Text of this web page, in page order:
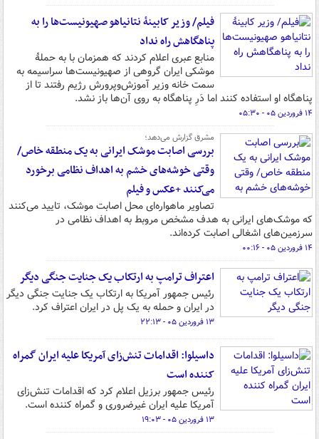
فیلم/ وزیر کابینهٔ نتانیاهو صهیونیست‌ها را به
پناهگاهش راه نداد
منابع عبری اعلام کردند که همزمان با به حملهٔ
موشکی ایران گروهی از صهیونیست‌ها سراسیمه به
سمت خانه وزیر آموزش‌وپرورش رژیم رفتند تا از
پناهگاه او استفاده کنند اما دَرِ پناهگاه به روی آن‌ها باز نشد.
۱۴ فروردین ۰۵ - ۰۵:۳۰
مشرق گزارش ‌می‌دهد؛
بررسی اصابت موشک ایرانی به یک منطقه خاص/
وقتی خوشه‌های خشم به اهداف نظامی برخورد
می‌کنند +عکس و فیلم
تصاویر ماهواره‌ای محل اصابت موشک، تایید می‌کنند
که موشک‌های ایرانی به هدف مشخص مروبط به اهداف نظامی در
سرزمین‌های اشغالی اصابت کرده‌اند.
۱۴ فروردین ۰۵ - ۰۰:۱۶
اعتراف ترامپ به ارتکاب یک جنایت جنگی دیگر
رئیس جمهور آمریکا به ارتکاب یک جنایت جنگی دیگر
در ایران و حمله به یک پل در ایران اعتراف کرد.
۱۳ فروردین ۰۵ - ۲۲:۱۳
داسیلوا: اقدامات تنش‌زای آمریکا علیه ایران گمراه
کننده است
رئیس جمهور برزیل اعلام کرد که اقدامات تنش‌زای
آمریکا علیه ایران غیرضروری و گمراه کننده است.
۱۳ فروردین ۰۵ - ۱۹:۰۳